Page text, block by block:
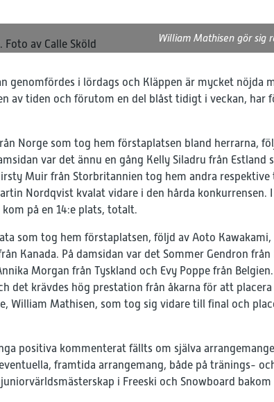
William Mathisen gör sig
genomfördes i lördags och Kläppen är mycket nöjda
av tiden och förutom en del blåst tidigt i veckan, har
Norge som tog hem förstaplatsen bland herrarna,
var det ännu en gång Kelly Siladru från
Muir från Storbritannien tog hem andra respektive
Nordqvist kvalat vidare i den hårda konkurrensen.
på en 14:e plats, totalt.
som tog hem förstaplatsen, följd av Aoto Kawakami,
Kanada. På damsidan var det Sommer Gendron från
Morgan från Tyskland och Evy Poppe från
det krävdes hög prestation från åkarna för att placera
William Mathisen, som tog sig vidare till final och
positiva kommenterat fällts om själva
framtida arrangemang, både på tränings-
i Freeski och Snowboard bakom